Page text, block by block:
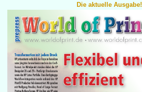
Die aktuelle Ausgabe!